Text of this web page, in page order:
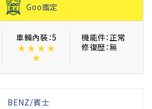
Goo鑑定
車輛內裝：5
★ ★ ★ ★
★
機能件：正常
修復歴：無
BENZ/賓士